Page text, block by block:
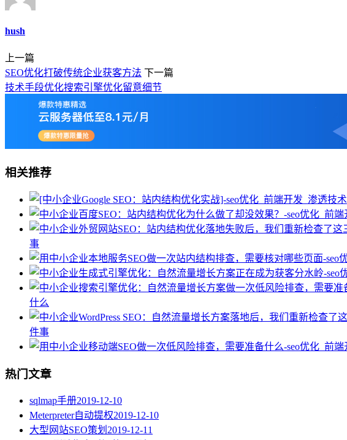
hush
上一篇
SEO优化打破传统企业获客方法 下一篇
技术手段优化搜索引擎优化留意细节
相关推荐
事
什么
件事
热门文章
sqlmap手册2019-12-10
Meterpreter自动提权2019-12-10
大型网站SEO策划 2019-12-11